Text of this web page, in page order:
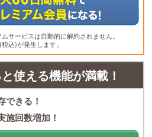
サービスは自動的に解約されません。
込)が発生します。
使える機能が満載！
できる！
施回数増加！